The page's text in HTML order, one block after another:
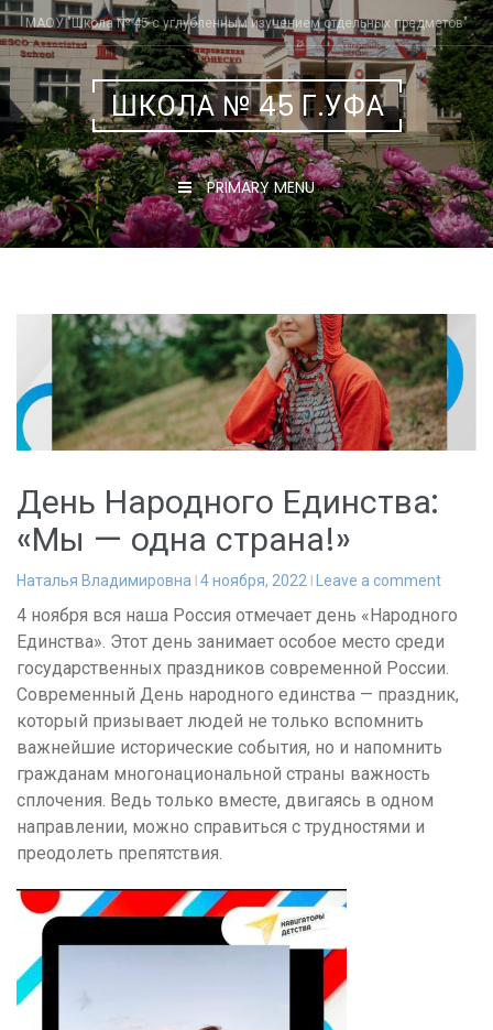
Skip
to
content
МАОУ "Школа № 45 с углубленным изучением отдельных предметов"
ШКОЛА № 45 Г.УФА
PRIMARY MENU
День Народного Единства:
«Мы — одна страна!»
Наталья Владимировна 4 ноября, 2022 Leave a comment
4 ноября вся наша Россия отмечает день «Народного
Единства». Этот день занимает особое место среди
государственных праздников современной России.
Современный День народного единства — праздник,
который призывает людей не только вспомнить
важнейшие исторические события, но и напомнить
гражданам многонациональной страны важность
сплочения. Ведь только вместе, двигаясь в одном
направлении, можно справиться с трудностями и
преодолеть препятствия.